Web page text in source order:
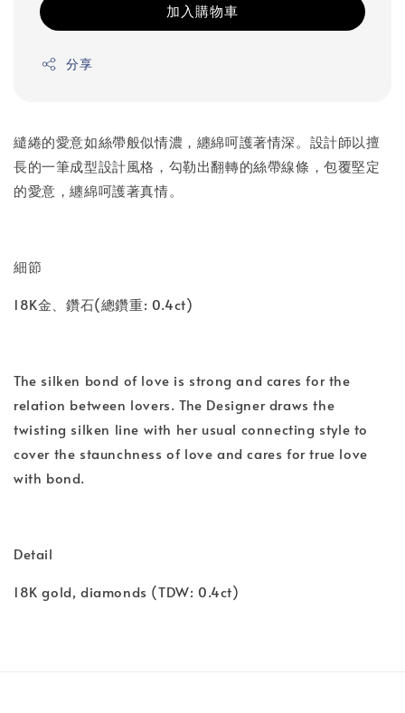
加入購物車
分享
繾綣的愛意如絲帶般似情濃，纏綿呵護著情深。設計師以擅
長的一筆成型設計風格，勾勒出翻轉的絲帶線條，包覆堅定
的愛意，纏綿呵護著真情。
細節
18K金、鑽石(總鑽重: 0.4ct)
The silken bond of love is strong and cares for the
relation between lovers. The Designer draws the
twisting silken line with her usual connecting style to
cover the staunchness of love and cares for true love
with bond.
Detail
18K gold, diamonds (TDW: 0.4ct)